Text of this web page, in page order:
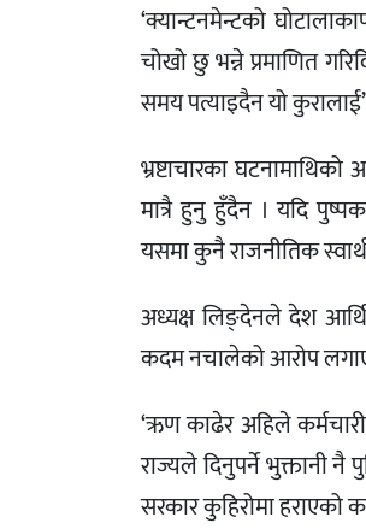
‘क्यान्टनमेन्टको
चोखो छु भन्ने प्रमाणित
समय पत्याइदैन यो
भ्रष्टाचारका
मात्रै हुनु हुँदैन । यदि
यसमा कुनै राजनीतिक स्वार्थ
अध्यक्ष लिङ्देनले देश
कदम नचालेको आरोप लगाए
‘ऋण काढेर अहिले
राज्यले दिनुपर्ने भुक्तानी
सरकार कुहिरोमा